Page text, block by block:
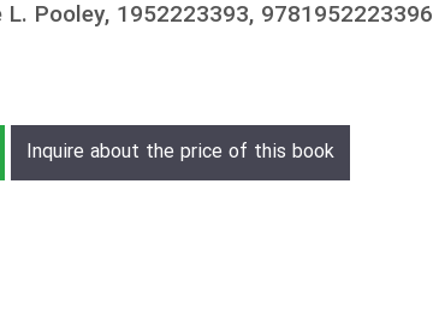
L. Pooley, 1952223393, 9781952223396
Inquire about the price of this book